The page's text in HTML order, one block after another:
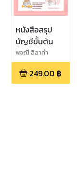
หนังสือสรุป
บัญชีขั้นต้น
พจณี สีลาคำ
249.00 ฿